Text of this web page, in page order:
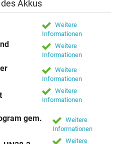
Akkus
Weitere
Informationen
Weitere
Informationen
Weitere
Informationen
Weitere
Informationen
gem.
Weitere
Informationen
Weitere